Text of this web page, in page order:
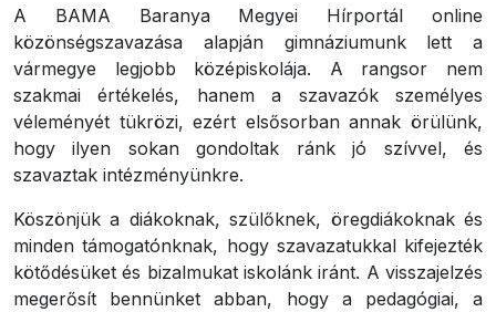
A BAMA Baranya Megyei Hírportál online
közönségszavazása alapján gimnáziumunk lett a
vármegye legjobb középiskolája. A rangsor nem
szakmai értékelés, hanem a szavazók személyes
véleményét tükrözi, ezért elsősorban annak örülünk,
hogy ilyen sokan gondoltak ránk jó szívvel, és
szavaztak intézményünkre.
Köszönjük a diákoknak, szülőknek, öregdiákoknak és
minden támogatónknak, hogy szavazatukkal kifejezték
kötődésüket és bizalmukat iskolánk iránt. A visszajelzés
megerősít bennünket abban, hogy a pedagógiai, a